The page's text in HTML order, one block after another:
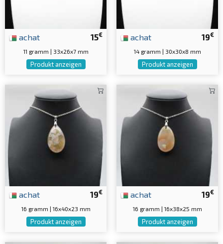
15€
achat
11 gramm | 33x26x7 mm
Produkt anzeigen
19€
achat
14 gramm | 30x30x8 mm
Produkt anzeigen
19€
achat
16 gramm | 16x40x23 mm
Produkt anzeigen
19€
achat
16 gramm | 16x38x25 mm
Produkt anzeigen